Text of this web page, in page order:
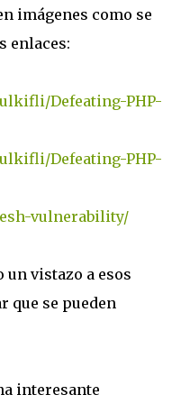
imágenes como se
enlaces:
Defeating-PHP-
Defeating-PHP-
vulnerability/
un vistazo a esos
que se pueden
interesante